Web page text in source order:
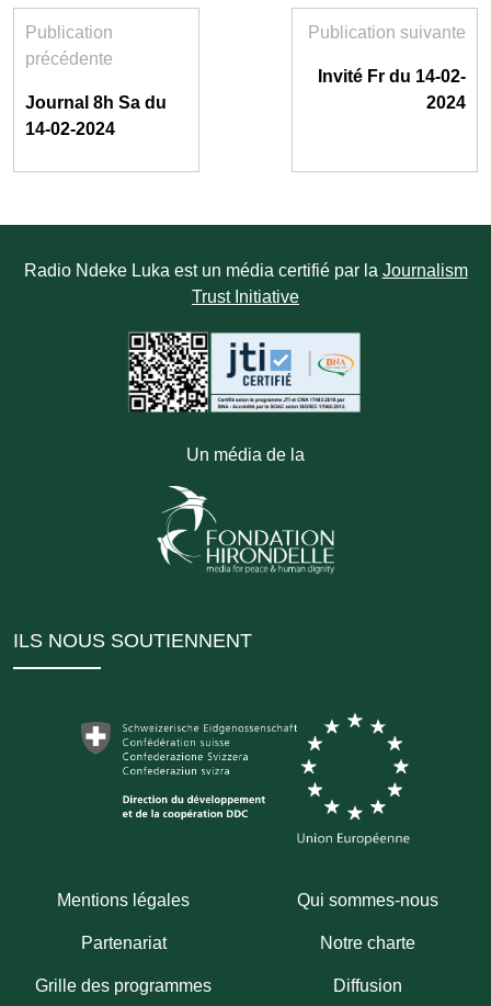
Publication
précédente
Journal 8h Sa du
14-02-2024
Publication suivante
Invité Fr du 14-02-
2024
Radio Ndeke Luka est un média certifié par la Journalism
Trust Initiative
Un média de la
ILS NOUS SOUTIENNENT
Mentions légales Qui sommes-nous
Partenariat Notre charte
Grille des programmes Diffusion